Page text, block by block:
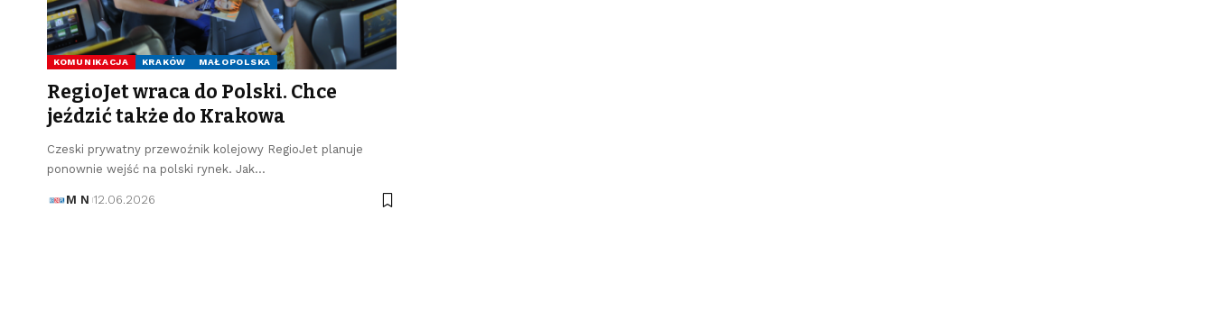
KOMUNIKACJA KRAKÓW MAŁOPOLSKA
RegioJet wraca do Polski. Chce
jeździć także do Krakowa
Czeski prywatny przewoźnik kolejowy RegioJet planuje
ponownie wejść na polski rynek. Jak…
M N 12.06.2026